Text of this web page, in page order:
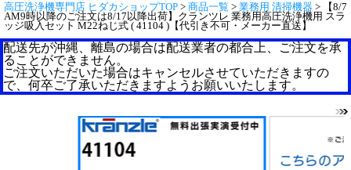
高圧洗浄機専門店 ヒダカショップTOP > 商品一覧 > 業務用 清掃機器 > 【8/7
AM9時以降のご注文は8/17以降出荷】クランツレ 業務用高圧洗浄機用 スラ
ッジ吸入セット M22ねじ式 ( 41104 )【代引き不可・メーカー直送】
配送先が沖縄、離島の場合は配送業者の都合上、ご注文を承
ることができません。
ご注文いただいた場合はキャンセルさせていただきますの
で、何卒ご了承いただきますようお願いいたします。